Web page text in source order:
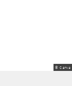
© Canva